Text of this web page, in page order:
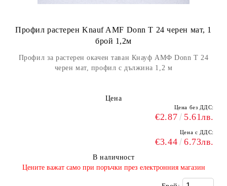
Профил растерен Knauf AMF Donn Т 24 черен мат, 1
брой 1,2м
Профил за растерен окачен таван Кнауф АМФ Donn Т 24
черен мат, профил с дължина 1,2 м
Цена
Цена без ДДС:
€2.87 5.61лв.
Цена с ДДС:
€3.44 6.73лв.
В наличност
​Цените важат само при поръчки през електронния магазин